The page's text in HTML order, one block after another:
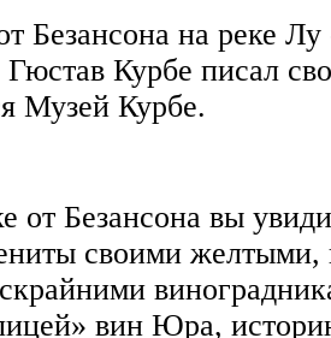
Безансона на реке
Курбе писал
Музей Курбе.
от Безансона вы
своими желтыми,
вин Юра,